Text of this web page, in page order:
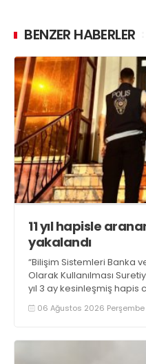
BENZER HABERLER
11 yıl hapisle
yakalandı
“Bilişim Sistemleri Banka
Olarak Kullanılması
yıl 3 ay kesinleşmiş hapis
yakalandı
06 Ağustos 2026 Perşembe